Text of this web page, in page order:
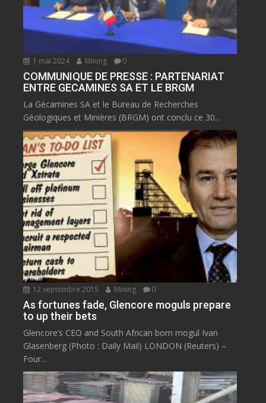
1 mai 2024 Mining 0
COMMUNIQUE DE PRESSE : PARTENARIAT
ENTRE GECAMINES SA ET LE BRGM
La Gécamines SA et le Bureau de Recherches
Géologiques et Minières (BRGM) ont conclu ce 30...
12 septembre 2015 Mining 0
As fortunes fade, Glencore moguls prepare
to up their bets
Glencore’s CEO and South African born mogul Ivan
Glasenberg (Photo : Daily Mail) LONDON (Reuters) –
Four...